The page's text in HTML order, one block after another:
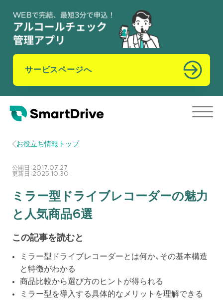
サービスページへ
お役立ち情報トップ
公開日：2017.07.27
更新日：2025.10.30
ミラー型ドライブレコーダーの魅力
と人気商品6選
この記事を読むと
ミラー型ドライブレコーダーとは何か、その基本構造
と特徴がわかる
商品比較から選び方のヒントが得られる
ミラー型を導入する具体的なメリットを理解できる